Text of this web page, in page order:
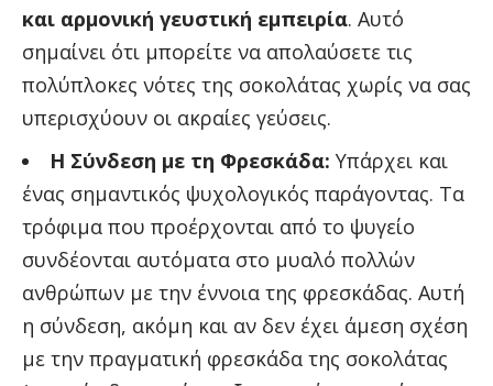
και αρμονική γευστική εμπειρία. Αυτό
σημαίνει ότι μπορείτε να απολαύσετε τις
πολύπλοκες νότες της σοκολάτας χωρίς να σας
υπερισχύουν οι ακραίες γεύσεις.
Η Σύνδεση με τη Φρεσκάδα: Υπάρχει και
ένας σημαντικός ψυχολογικός παράγοντας. Τα
τρόφιμα που προέρχονται από το ψυγείο
συνδέονται αυτόματα στο μυαλό πολλών
ανθρώπων με την έννοια της φρεσκάδας. Αυτή
η σύνδεση, ακόμη και αν δεν έχει άμεση σχέση
με την πραγματική φρεσκάδα της σοκολάτας